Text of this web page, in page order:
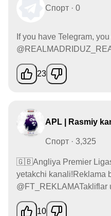
Спорт · 0
If you have Telegram,
23
APL | Rasmiy
Спорт · 3,325
🇬🇧Angliya Premier
yetakchi kanali!Reklama
@FT_REKLAMATakliflar
10